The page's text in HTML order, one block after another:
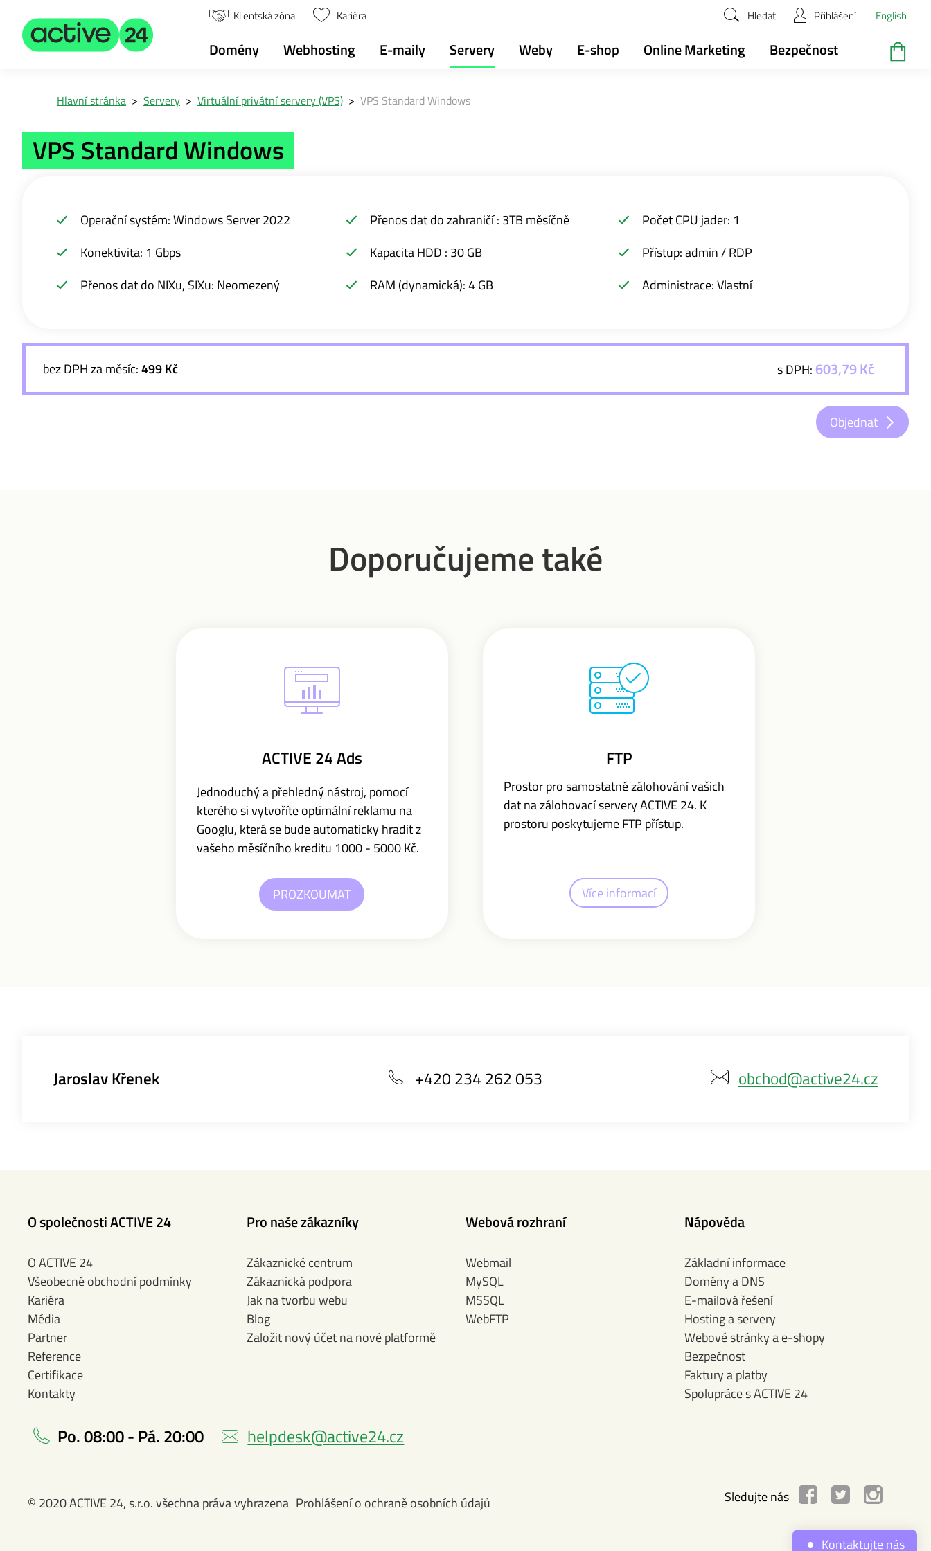
Klientská zóna Kariéra Hledat Přihlášení English
Domény Webhosting E-maily Servery Weby E-shop Online Marketing Bezpečnost
Hlavní stránka > Servery > Virtuální privátní servery (VPS) > VPS Standard Windows
VPS Standard Windows
Operační systém: Windows Server 2022
Konektivita: 1 Gbps
Přenos dat do NIXu, SIXu: Neomezený
Přenos dat do zahraničí : 3TB měsíčně
Kapacita HDD : 30 GB
RAM (dynamická): 4 GB
Počet CPU jader: 1
Přístup: admin / RDP
Administrace: Vlastní
bez DPH za měsíc:499 Kč s DPH: 603,79 Kč
Objednat
Doporučujeme také
ACTIVE 24 Ads
Jednoduchý a přehledný nástroj, pomocí
kterého si vytvoříte optimální reklamu na
Googlu, která se bude automaticky hradit z
vašeho měsíčního kreditu 1000 - 5000 Kč.
PROZKOUMAT
FTP
Prostor pro samostatné zálohování vašich
dat na zálohovací servery ACTIVE 24. K
prostoru poskytujeme FTP přístup.
Více informací
Jaroslav Křenek +420 234 262 053 obchod@active24.cz
O společnosti ACTIVE 24
O ACTIVE 24
Všeobecné obchodní podmínky
Kariéra
Média
Partner
Reference
Certifikace
Kontakty
Pro naše zákazníky
Zákaznické centrum
Zákaznická podpora
Jak na tvorbu webu
Blog
Založit nový účet na nové platformě
Webová rozhraní
Webmail
MySQL
MSSQL
WebFTP
Nápověda
Základní informace
Domény a DNS
E-mailová řešení
Hosting a servery
Webové stránky a e-shopy
Bezpečnost
Faktury a platby
Spolupráce s ACTIVE 24
Po. 08:00 - Pá. 20:00 helpdesk@active24.cz
Sledujte nás
© 2020 ACTIVE 24, s.r.o. všechna práva vyhrazena Prohlášení o ochraně osobních údajů
Kontaktujte nás